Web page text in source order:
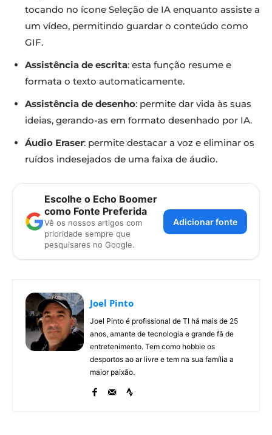
tocando no ícone Seleção de IA enquanto assiste a
um vídeo, permitindo guardar o conteúdo como
GIF.
Assistência de escrita: esta função resume e
formata o texto automaticamente.
Assistência de desenho: permite dar vida às suas
ideias, gerando-as em formato desenhado por IA.
Áudio Eraser: permite destacar a voz e eliminar os
ruídos indesejados de uma faixa de áudio.
Escolhe o Echo Boomer
como Fonte Preferida
Vê os nossos artigos com
prioridade sempre que
pesquisares no Google.
Adicionar fonte
Joel Pinto
Joel Pinto é profissional de TI há mais de 25
anos, amante de tecnologia e grande fã de
entretenimento. Tem como hobbie os
desportos ao ar livre e tem na sua família a
maior paixão.